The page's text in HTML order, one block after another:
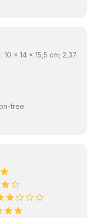
x 14 x 15,5 cm; 2,37
free